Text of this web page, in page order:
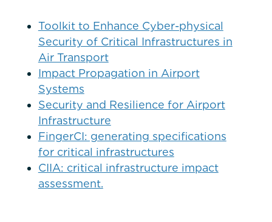
Toolkit to Enhance Cyber-physical
Security of Critical Infrastructures in
Air Transport
Impact Propagation in Airport
Systems
Security and Resilience for Airport
Infrastructure
FingerCI: generating specifications
for critical infrastructures
CIIA: critical infrastructure impact
assessment.